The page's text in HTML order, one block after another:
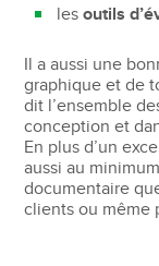
lesoutils
Il a aussi une
graphique et de
dit l’ensemble
conception et
En plus d’un
aussi au
documentaire
clients ou même